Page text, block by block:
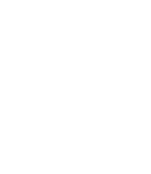
webbplats,